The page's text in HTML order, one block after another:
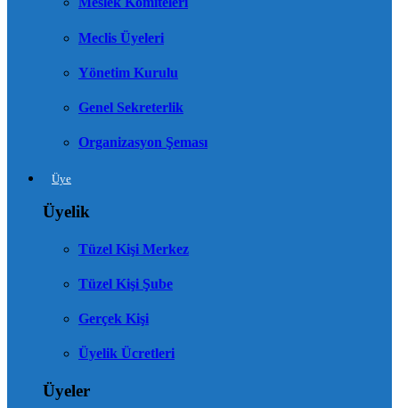
Meclis Üyeleri
Yönetim Kurulu
Genel Sekreterlik
Organizasyon Şeması
Üye
Üyelik
Tüzel Kişi Merkez
Tüzel Kişi Şube
Gerçek Kişi
Üyelik Ücretleri
Üyeler